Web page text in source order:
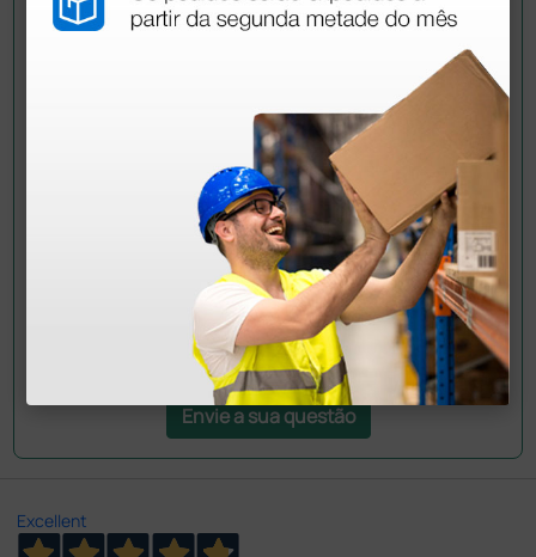
Ainda tem dúvidas?Necessita de mais
esclarecimentos? Envie agora a sua questão aos
colegas que já adquiriram este produto.
Envie a sua questão
Excellent